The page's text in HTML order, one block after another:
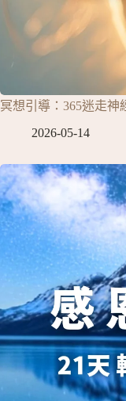
冥想引導：365迷走神
2026-05-14